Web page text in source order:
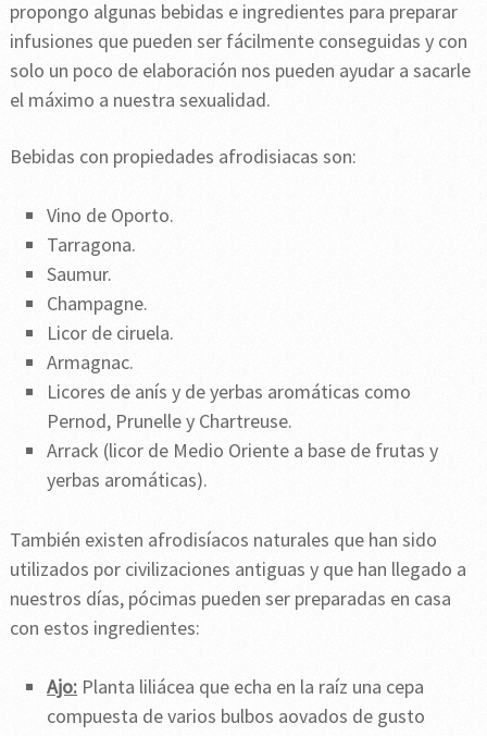
propongo algunas bebidas e ingredientes para preparar
infusiones que pueden ser fácilmente conseguidas y con
solo un poco de elaboración nos pueden ayudar a sacarle
el máximo a nuestra sexualidad.
Bebidas con propiedades afrodisiacas son:
Vino de Oporto.
Tarragona.
Saumur.
Champagne.
Licor de ciruela.
Armagnac.
Licores de anís y de yerbas aromáticas como
Pernod, Prunelle y Chartreuse.
Arrack (licor de Medio Oriente a base de frutas y
yerbas aromáticas).
También existen afrodisíacos naturales que han sido
utilizados por civilizaciones antiguas y que han llegado a
nuestros días, pócimas pueden ser preparadas en casa
con estos ingredientes:
Ajo: Planta liliácea que echa en la raíz una cepa
compuesta de varios bulbos aovados de gusto